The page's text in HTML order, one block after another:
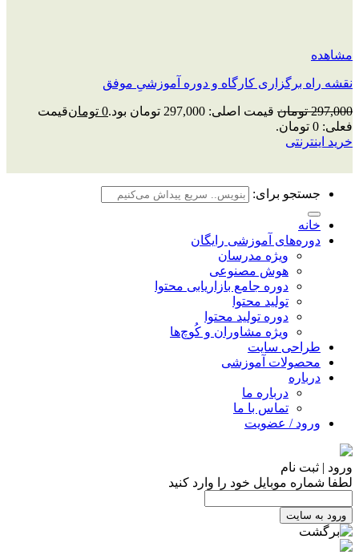
مشاهده
نقشه راه برگزاری کارگاه و دوره آموزشیِ موفق
297,000 تومان قیمت اصلی: 297,000 تومان بود. 0 تومانقیمت
فعلی: 0 تومان.
خرید اینترنتی
جستجو برای:
خانه
دوره‌های آموزشی رایگان
ویژه مدرسان
هوش مصنوعی
دوره جامع بازاریابی محتوا
تولید محتوا
دوره تولید محتوا
ویژه مشاوران و کُوچ‌ها
طراحی سایت
محصولات آموزشی
درباره
درباره ما
تماس با ما
ورود / عضویت
ورود | ثبت نام
لطفا شماره موبایل خود را وارد کنید
ورود به سایت